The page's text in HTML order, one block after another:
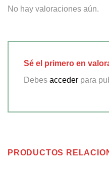
No hay valoraciones aún.
Sé el primero en
Debes acceder para
PRODUCTOS